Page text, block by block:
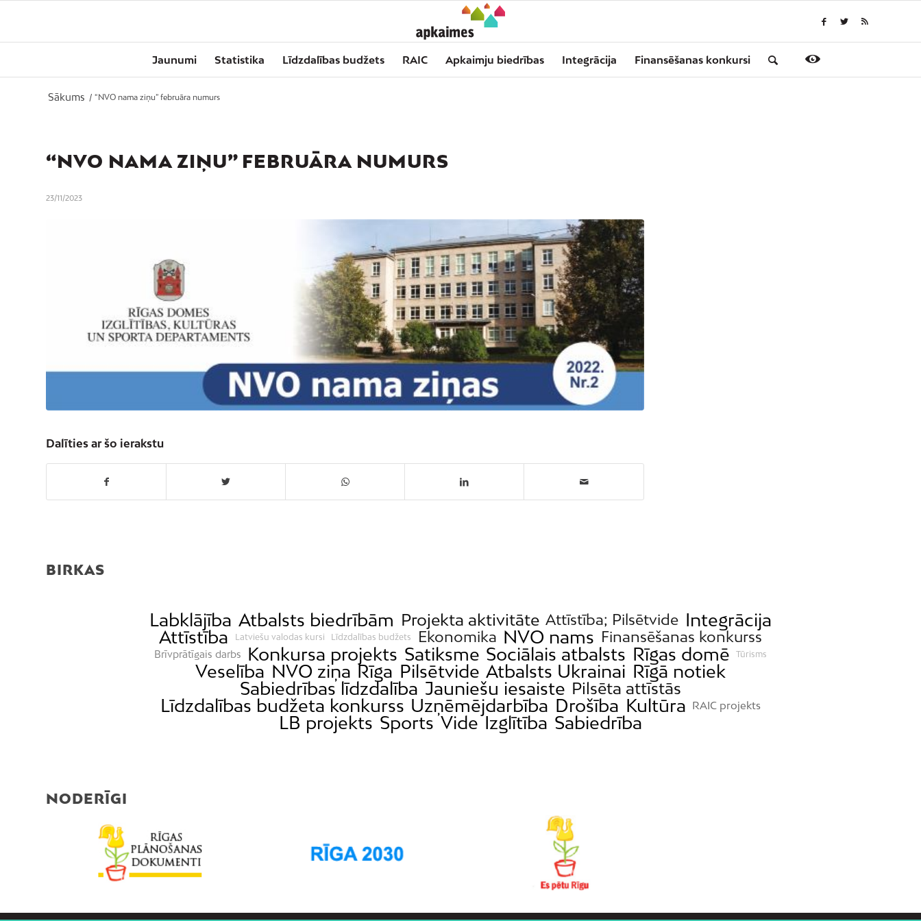
Jaunumi Statistika Līdzdalības budžets RAIC Apkaimju biedrības Integrācija Finansēšanas konkursi
Sākums / “NVO nama ziņu” februāra numurs
“NVO NAMA ZIŅU” FEBRUĀRA NUMURS
23/11/2023
Dalīties ar šo ierakstu
BIRKAS
Labklājība Atbalsts biedrībām Projekta aktivitāte Attīstība; Pilsētvide Integrācija
Attīstība
Latviešu valodas kursi Līdzdalības budžets Ekonomika NVO nams Finansēšanas konkurss
Brīvprātīgais darbs Konkursa projekts Satiksme Sociālais atbalsts Rīgas domē Tūrisms
Veselība NVO ziņa Rīga Pilsētvide Atbalsts Ukrainai Rīgā notiek
Sabiedrības līdzdalība Jauniešu iesaiste Pilsēta attīstās
Līdzdalības budžeta konkurss Uzņēmējdarbība Drošība Kultūra RAIC projekts
LB projekts Sports Vide Izglītība Sabiedrība
NODERĪGI